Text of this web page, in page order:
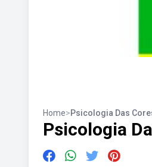
Home>Psicologia Das
Psicologia